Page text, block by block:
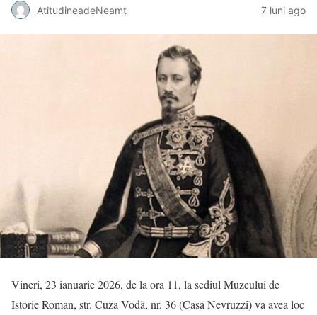
AtitudineadeNeamț 7 luni ago
Vineri, 23 ianuarie 2026, de la ora 11, la sediul Muzeului de
Istorie Roman, str. Cuza Vodă, nr. 36 (Casa Nevruzzi) va avea loc